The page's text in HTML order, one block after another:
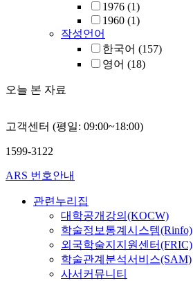
1976 (1)
1960 (1)
작성언어
한국어 (157)
영어 (18)
오늘 본 자료
고객센터 (평일: 09:00~18:00)
1599-3122
ARS 번호안내
관련누리집
대학공개강의(KOCW)
학술정보통계시스템(Rinfo)
외국학술지지원센터(FRIC)
학술관계분석서비스(SAM)
사서커뮤니티